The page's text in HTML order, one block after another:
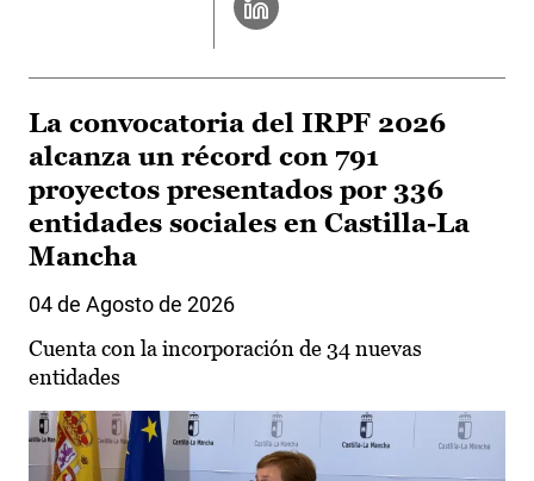
La convocatoria del IRPF 2026
alcanza un récord con 791
proyectos presentados por 336
entidades sociales en Castilla-La
Mancha
04 de Agosto de 2026
Cuenta con la incorporación de 34 nuevas
entidades